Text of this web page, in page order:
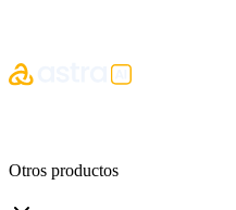
Otros productos